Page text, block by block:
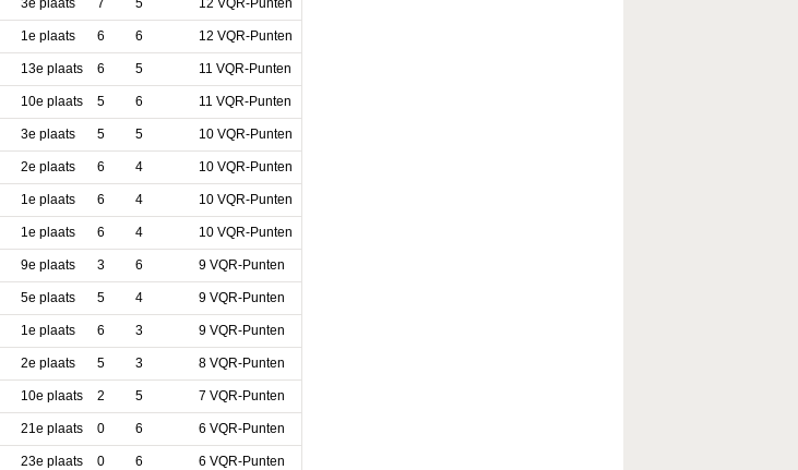
1e plaats 6 6 12 VQR-Punten
13e plaats 6 5 11 VQR-Punten
10e plaats 5 6 11 VQR-Punten
3e plaats 5 5 10 VQR-Punten
2e plaats 6 4 10 VQR-Punten
1e plaats 6 4 10 VQR-Punten
1e plaats 6 4 10 VQR-Punten
9e plaats 3 6 9 VQR-Punten
5e plaats 5 4 9 VQR-Punten
1e plaats 6 3 9 VQR-Punten
2e plaats 5 3 8 VQR-Punten
10e plaats 2 5 7 VQR-Punten
21e plaats 0 6 6 VQR-Punten
23e plaats 0 6 6 VQR-Punten